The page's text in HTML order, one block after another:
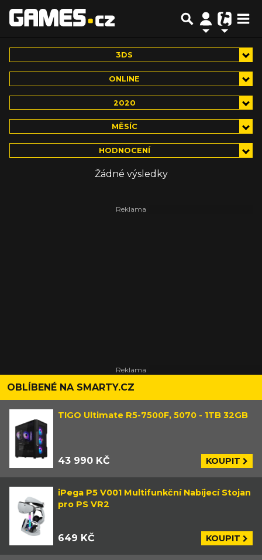
3DS
ONLINE
2020
MĚSÍC
HODNOCENÍ
Žádné výsledky
OBLÍBENÉ NA SMARTY.CZ
TIGO Ultimate R5-7500F, 5070 - 1TB 32GB
43 990 KČ KOUPIT
iPega P5 V001 Multifunkční Nabíjecí Stojan
pro PS VR2
649 KČ KOUPIT